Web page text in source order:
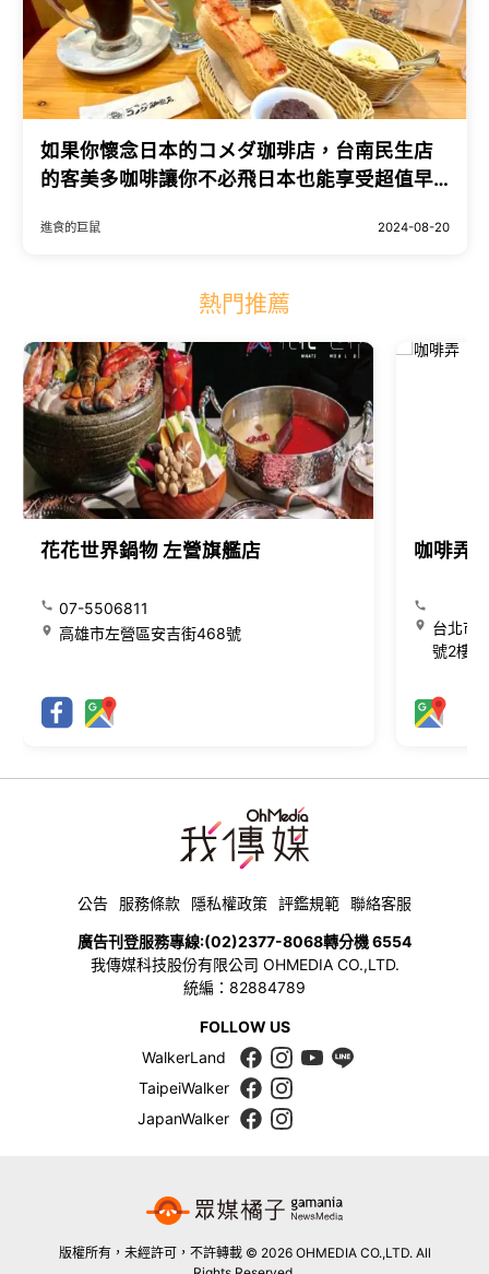
如果你懷念日本的コメダ珈琲店，台南民生店
的客美多咖啡讓你不必飛日本也能享受超值早
進食的巨鼠 2024-08-20
熱門推薦
花花世界鍋物 左營旗艦店
07-5506811
高雄市左營區安吉街468號
咖啡弄
台北市
號2樓
公告 服務條款 隱私權政策 評鑑規範 聯絡客服
廣告刊登服務專線:(02)2377-8068轉分機 6554
我傳媒科技股份有限公司 OHMEDIA CO.,LTD.
統編：82884789
FOLLOW US
WalkerLand
TaipeiWalker
JapanWalker
版權所有，未經許可，不許轉載 © 2026 OHMEDIA CO.,LTD. All